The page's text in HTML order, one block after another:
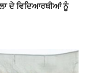
ਦੇ ਵਿਦਿਆਰਥੀਆਂ ਨੂੰ